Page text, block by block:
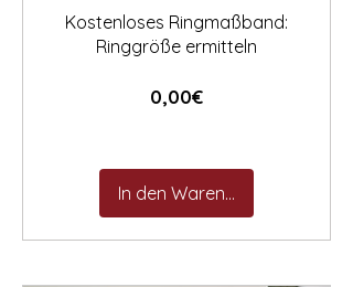
Kostenloses Ringmaßband:
Ringgröße ermitteln
0,00€Preis
In den Warenkorb